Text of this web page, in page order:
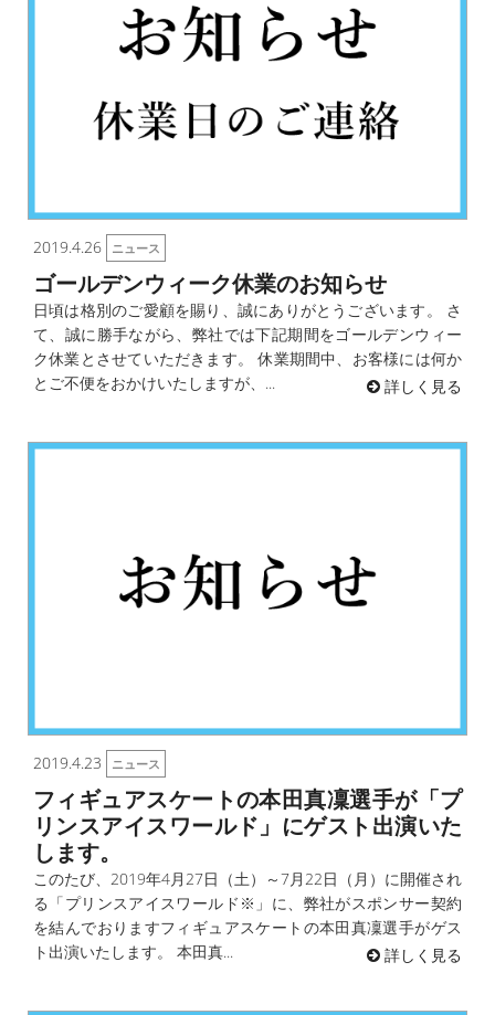
2019.4.26 ニュース
ゴールデンウィーク休業のお知らせ
日頃は格別のご愛顧を賜り、誠にありがとうございます。 さ
て、誠に勝手ながら、弊社では下記期間をゴールデンウィー
ク休業とさせていただきます。 休業期間中、お客様には何か
とご不便をおかけいたしますが、...
詳しく見る
2019.4.23 ニュース
フィギュアスケートの本田真凜選手が「プ
リンスアイスワールド」にゲスト出演いた
します。
このたび、2019年4月27日（土）～7月22日（月）に開催され
る「プリンスアイスワールド※」に、弊社がスポンサー契約
を結んでおりますフィギュアスケートの本田真凜選手がゲス
ト出演いたします。 本田真...
詳しく見る